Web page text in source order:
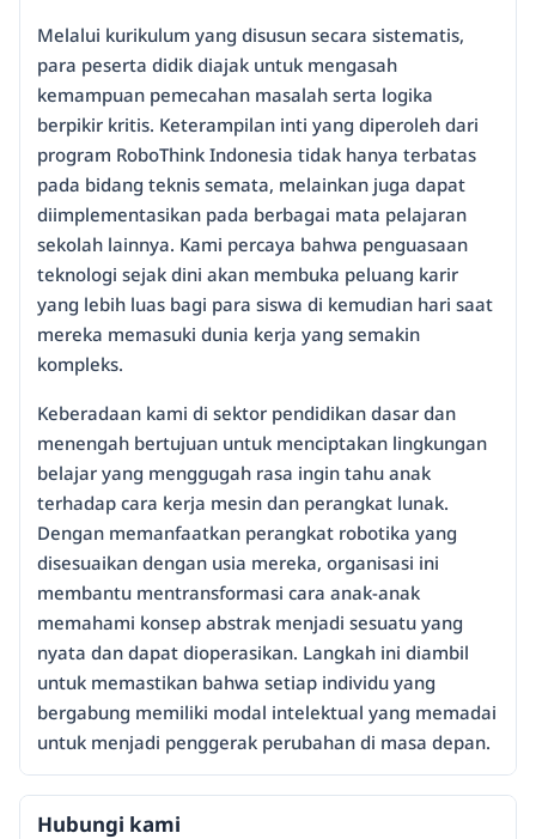
Melalui kurikulum yang disusun secara sistematis,
para peserta didik diajak untuk mengasah
kemampuan pemecahan masalah serta logika
berpikir kritis. Keterampilan inti yang diperoleh dari
program RoboThink Indonesia tidak hanya terbatas
pada bidang teknis semata, melainkan juga dapat
diimplementasikan pada berbagai mata pelajaran
sekolah lainnya. Kami percaya bahwa penguasaan
teknologi sejak dini akan membuka peluang karir
yang lebih luas bagi para siswa di kemudian hari saat
mereka memasuki dunia kerja yang semakin
kompleks.
Keberadaan kami di sektor pendidikan dasar dan
menengah bertujuan untuk menciptakan lingkungan
belajar yang menggugah rasa ingin tahu anak
terhadap cara kerja mesin dan perangkat lunak.
Dengan memanfaatkan perangkat robotika yang
disesuaikan dengan usia mereka, organisasi ini
membantu mentransformasi cara anak-anak
memahami konsep abstrak menjadi sesuatu yang
nyata dan dapat dioperasikan. Langkah ini diambil
untuk memastikan bahwa setiap individu yang
bergabung memiliki modal intelektual yang memadai
untuk menjadi penggerak perubahan di masa depan.
Hubungi kami